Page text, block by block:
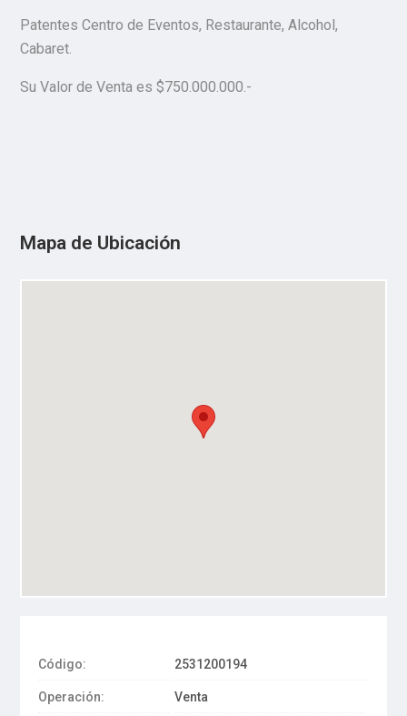
Patentes Centro de Eventos, Restaurante, Alcohol,
Cabaret.
Su Valor de Venta es $750.000.000.-
Mapa de Ubicación
Código: 2531200194
Operación: Venta